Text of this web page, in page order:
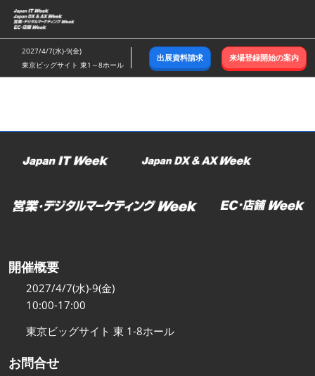
ス
キ
ッ
し
む
2027/4/7(水)-9(金)
東京ビッグサイト 東1～8ホール
出展資料請求 来場登録開始の案内
開催概要
2027/4/7(水)-9(金)
10:00-17:00
東京ビッグサイト 東 1-8ホール
お問合せ